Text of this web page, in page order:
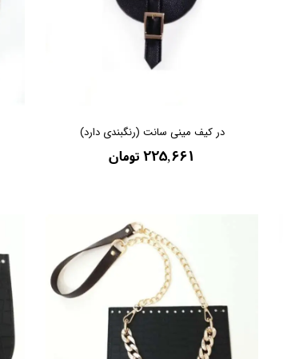
در کیف مینی سانت (رنگبندی دارد)
۲۲۵,۶۶۱ تومان